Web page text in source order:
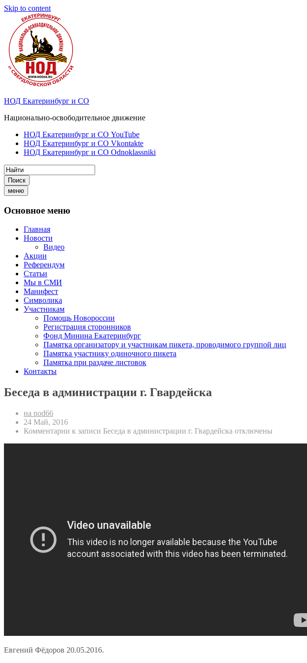
Skip to content
НОД Екатеринбург и СО
Национально-освободительное движение
НОД Екатеринбург и СО YouTube
НОД Екатеринбург и СО Vkontakte
НОД Екатеринбург и СО Odnoklassniki
Поиск
меню
Основное меню
Главная
Новости
Видео
Акции
Референдум
Статьи
Мы в СМИ
Манифест
Символика
Участникам
Помощь Новороссии
Регистрация сторонников
Фонд Минина Екатеринбург
Памятка организатору и участникам пикета, проводимого группой лиц
Памятка участнику одиночного пикета
Памятка при раздаче листовок
Контакты
Беседа в администрации г. Гвардейска
на nod66
24 Май, 2016
Комментарии к записи Беседа в администрации г. Гвардейска отключены
Евгений Фёдоров 20.05.2016.